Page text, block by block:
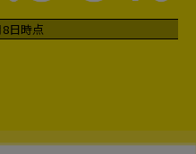
日時点